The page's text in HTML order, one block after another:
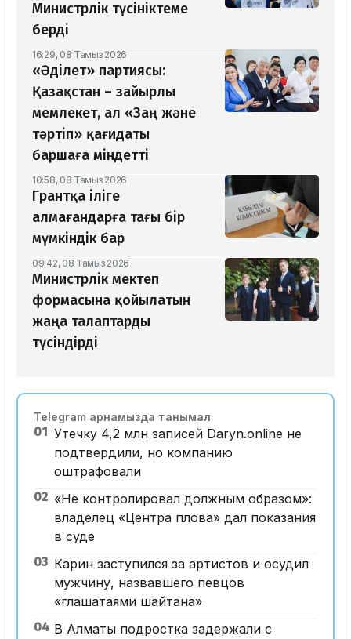
Министрлік түсініктеме
берді
16:29, 08 Тамыз 2026
«Әділет» партиясы:
Қазақстан – зайырлы
мемлекет, ал «Заң және
тәртіп» қағидаты
баршаға міндетті
10:58, 08 Тамыз 2026
Грантқа іліге
алмағандарға тағы бір
мүмкіндік бар
09:42, 08 Тамыз 2026
Министрлік мектеп
формасына қойылатын
жаңа талаптарды
түсіндірді
Telegram арнамызда танымал
01 Утечку 4,2 млн записей Daryn.online не
подтвердили, но компанию
оштрафовали
02 «Не контролировал должным образом»:
владелец «Центра плова» дал показания
в суде
03 Карин заступился за артистов и осудил
мужчину, назвавшего певцов
«глашатаями шайтана»
04 В Алматы подростка задержали с